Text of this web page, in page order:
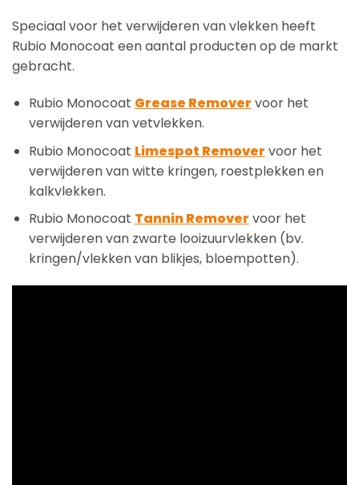
Speciaal voor het verwijderen van vlekken heeft
Rubio Monocoat een aantal producten op de markt
gebracht.
Rubio Monocoat Grease Remover voor het
verwijderen van vetvlekken.
Rubio Monocoat Limespot Remover voor het
verwijderen van witte kringen, roestplekken en
kalkvlekken.
Rubio Monocoat Tannin Remover voor het
verwijderen van zwarte looizuurvlekken (bv.
kringen/vlekken van blikjes, bloempotten).